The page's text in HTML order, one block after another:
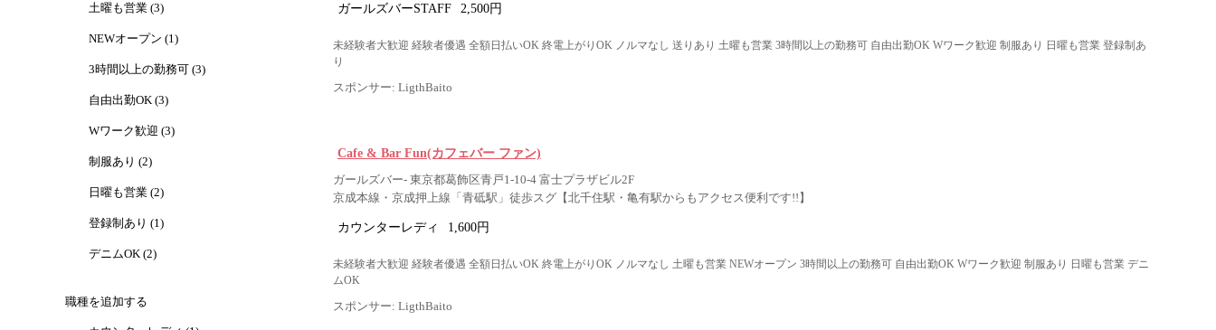
土曜も営業 (3)
NEWオープン (1)
3時間以上の勤務可 (3)
自由出勤OK (3)
Wワーク歓迎 (3)
制服あり (2)
日曜も営業 (2)
登録制あり (1)
デニムOK (2)
職種を追加する
ガールズバーSTAFF 2,500円
未経験者大歓迎 経験者優遇 全額日払いOK 終電上がりOK ノルマなし 送りあり 土曜も営業 3時間以上の勤務可 自由出勤OK Wワーク歓迎 制服あり 日曜も営業 登録制あ
り
スポンサー: LigthBaito
Cafe & Bar Fun(カフェバー ファン)
ガールズバー- 東京都葛飾区青戸1-10-4 富士プラザビル2F
京成本線・京成押上線「青砥駅」徒歩スグ【北千住駅・亀有駅からもアクセス便利です!!】
カウンターレディ 1,600円
未経験者大歓迎 経験者優遇 全額日払いOK 終電上がりOK ノルマなし 土曜も営業 NEWオープン 3時間以上の勤務可 自由出勤OK Wワーク歓迎 制服あり 日曜も営業 デニ
ムOK
スポンサー: LigthBaito